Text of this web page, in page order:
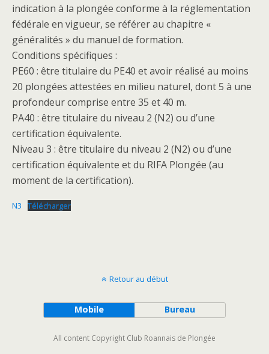
indication à la plongée conforme à la réglementation
fédérale en vigueur, se référer au chapitre «
généralités » du manuel de formation.
Conditions spécifiques :
PE60 : être titulaire du PE40 et avoir réalisé au moins
20 plongées attestées en milieu naturel, dont 5 à une
profondeur comprise entre 35 et 40 m.
PA40 : être titulaire du niveau 2 (N2) ou d’une
certification équivalente.
Niveau 3 : être titulaire du niveau 2 (N2) ou d’une
certification équivalente et du RIFA Plongée (au
moment de la certification).
N3 Télécharger
Retour au début
Mobile Bureau
All content Copyright Club Roannais de Plongée